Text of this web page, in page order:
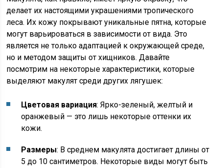
делает их настоящими украшениями тропического
леса. Их кожу покрывают уникальные пятна, которые
могут варьироваться в зависимости от вида. Это
является не только адаптацией к окружающей среде,
но и методом защиты от хищников. Давайте
посмотрим на некоторые характеристики, которые
выделяют макулят среди других лягушек:
Цветовая вариация: Ярко-зеленый, желтый и
оранжевый — это лишь некоторые оттенки их
кожи.
Размеры: В среднем макулята достигает длины от
5 до 10 сантиметров. Некоторые виды могут быть